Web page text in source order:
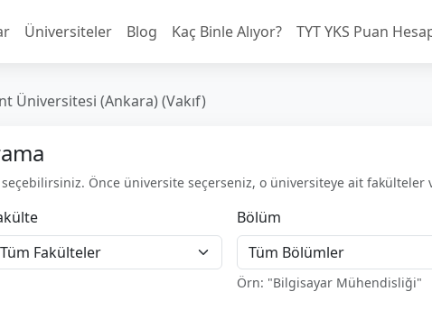
Üniversiteler Blog Kaç Binle Alıyor? TYT YKS Puan
Üniversitesi (Ankara) (Vakıf)
Önce üniversite seçerseniz, o üniversiteye ait fakülteler
Bölüm
Örn: "Bilgisayar Mühendisliği"